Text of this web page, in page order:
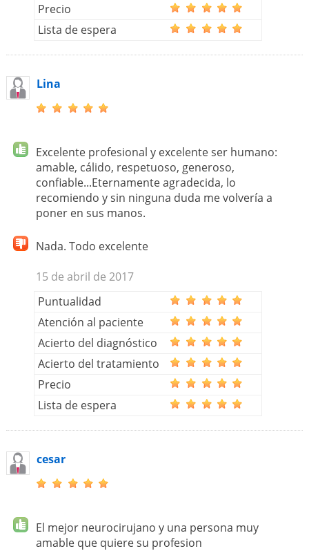
Precio
Lista de espera
Lina
Excelente profesional y excelente ser humano:
amable, cálido, respetuoso, generoso,
confiable...Eternamente agradecida, lo
recomiendo y sin ninguna duda me volvería a
poner en sus manos.
Nada. Todo excelente
15 de abril de 2017
Puntualidad
Atención al paciente
Acierto del diagnóstico
Acierto del tratamiento
Precio
Lista de espera
cesar
El mejor neurocirujano y una persona muy
amable que quiere su profesion